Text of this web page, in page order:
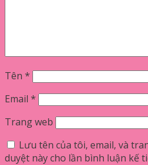
Tên *
Email *
Trang web
Lưu tên của tôi, email, và
duyệt này cho lần bình luận kế